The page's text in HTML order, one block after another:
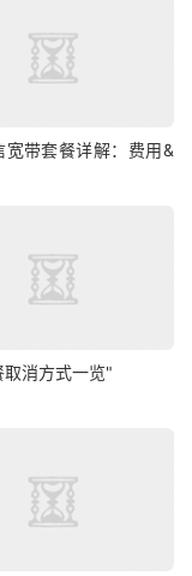
宽带套餐详解：费用&
取消方式一览"